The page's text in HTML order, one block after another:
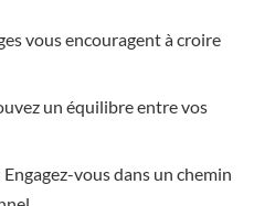
vous encouragent à croire
un équilibre entre vos
vous dans un chemin